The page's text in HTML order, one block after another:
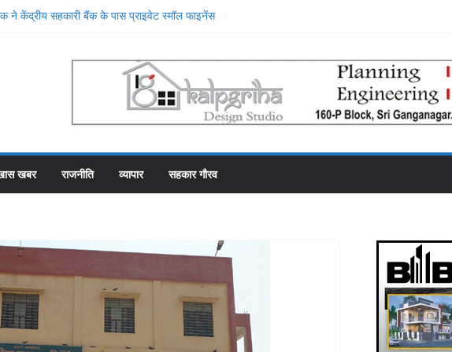
ने केंद्रीय सहकारी बैंक के पास प्राइवेट स्मॉल फाइनेंस
पर रहे सहकारी भंडार के पास कर्मचारियों को वेतन देने
फाका काट रहे 31 कर्मचारी
योजना में गड़बड़ी की एक और एजेंसी ने शुरू की जांच
महल में रोजगार उत्सव और मीडिया मैनेजमेंट
समिति व्यवस्थापकों की मिलीभगत से फसल बीमा में
खबर राजनीति व्यापार सहकार गौरव